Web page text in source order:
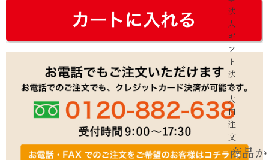
法
人
ギ
フ
ト
法
人・
大
口
注
文
商品か